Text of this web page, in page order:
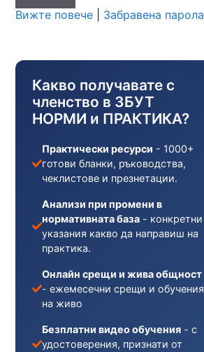
Вижте повече Забравена парола
Какво получавате с
членство в ЗБУТ
НОРМИ и ПРАКТИКА?
Практически ресурси - 1000+
готови бланки, ръководства,
чеклистове и презнетации.
Анализи при промени в
нормативната база - конкретни
указания какво да направиш на
практика.
Онлайн срещи и жива общност
- ежемесечни срещи и обучения
на живо
Безплатни видео обучения - с
удостоверения, признати от